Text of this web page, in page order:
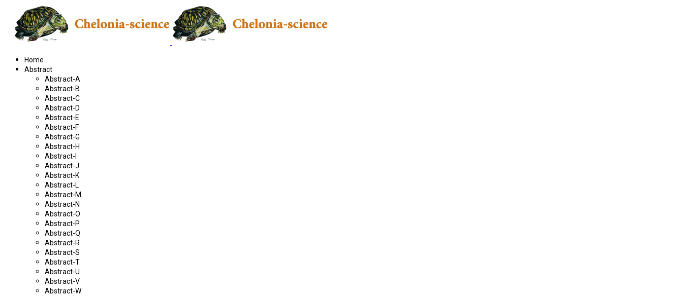
Home
Abstract
Abstract-A
Abstract-B
Abstract-C
Abstract-D
Abstract-E
Abstract-F
Abstract-G
Abstract-H
Abstract-I
Abstract-J
Abstract-K
Abstract-L
Abstract-M
Abstract-N
Abstract-O
Abstract-P
Abstract-Q
Abstract-R
Abstract-S
Abstract-T
Abstract-U
Abstract-V
Abstract-W